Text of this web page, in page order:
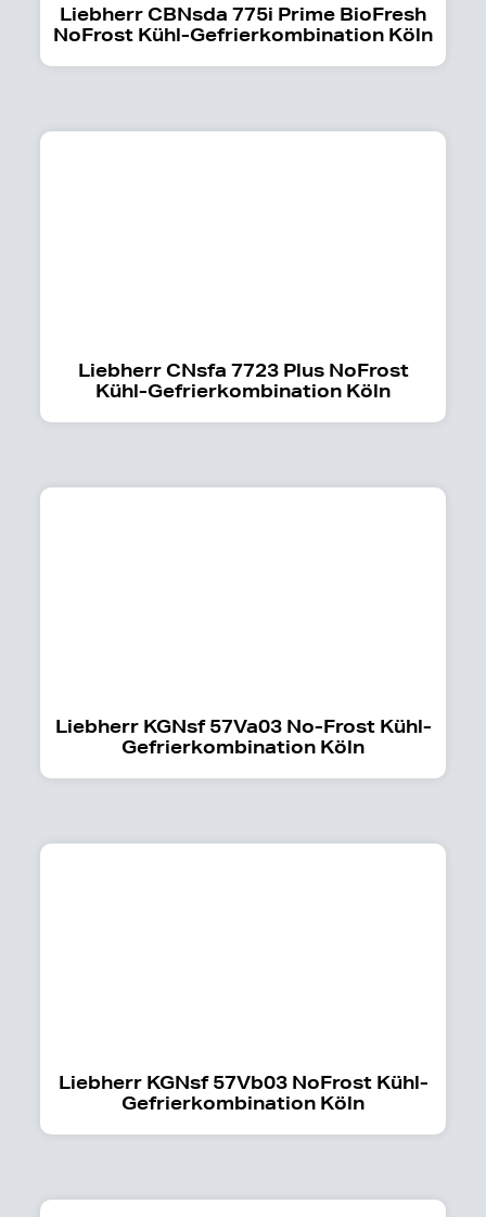
Liebherr CBNsda 775i Prime BioFresh
NoFrost Kühl-Gefrierkombination Köln
Liebherr CNsfa 7723 Plus NoFrost
Kühl-Gefrierkombination Köln
Liebherr KGNsf 57Va03 No-Frost Kühl-
Gefrierkombination Köln
Liebherr KGNsf 57Vb03 NoFrost Kühl-
Gefrierkombination Köln